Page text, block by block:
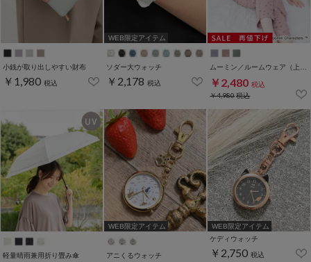
小銭が取り出しやすい財布
￥1,980 税込
WEB限定アイテム
ソダー大ウォッチ
￥2,178 税込 ￥2,480 税込
￥4,980税込
軽量晴雨兼用折り畳み傘
WEB限定アイテム
アニくるウォッチ
WEB限定アイテム
ケディウォッチ
￥2,750 税込